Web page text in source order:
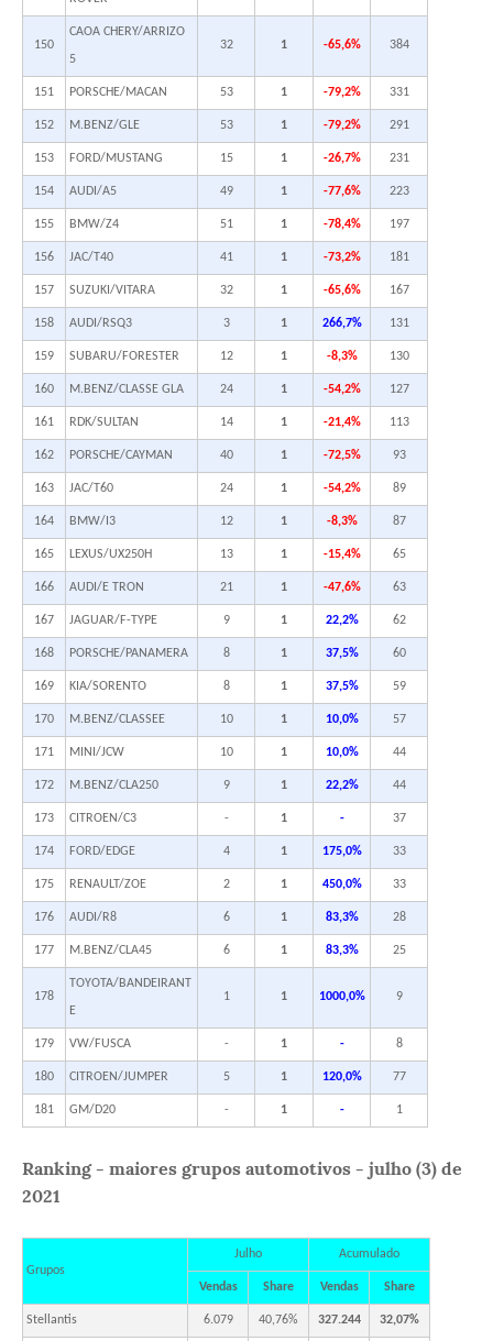
150
CAOA CHERY/ARRIZO
5
32 1 -65,6% 384
151 PORSCHE/MACAN 53 1 -79,2% 331
152 M.BENZ/GLE 53 1 -79,2% 291
153 FORD/MUSTANG 15 1 -26,7% 231
154 AUDI/A5 49 1 -77,6% 223
155 BMW/Z4 51 1 -78,4% 197
156 JAC/T40 41 1 -73,2% 181
157 SUZUKI/VITARA 32 1 -65,6% 167
158 AUDI/RSQ3 3 1 266,7% 131
159 SUBARU/FORESTER 12 1 -8,3% 130
160 M.BENZ/CLASSE GLA 24 1 -54,2% 127
161 RDK/SULTAN 14 1 -21,4% 113
162 PORSCHE/CAYMAN 40 1 -72,5% 93
163 JAC/T60 24 1 -54,2% 89
164 BMW/I3 12 1 -8,3% 87
165 LEXUS/UX250H 13 1 -15,4% 65
166 AUDI/E TRON 21 1 -47,6% 63
167 JAGUAR/F-TYPE 9 1 22,2% 62
168 PORSCHE/PANAMERA 8 1 37,5% 60
169 KIA/SORENTO 8 1 37,5% 59
170 M.BENZ/CLASSEE 10 1 10,0% 57
171 MINI/JCW 10 1 10,0% 44
172 M.BENZ/CLA250 9 1 22,2% 44
173 CITROEN/C3 - 1 - 37
174 FORD/EDGE 4 1 175,0% 33
175 RENAULT/ZOE 2 1 450,0% 33
176 AUDI/R8 6 1 83,3% 28
177 M.BENZ/CLA45 6 1 83,3% 25
178
TOYOTA/BANDEIRANT
E
1 1 1000,0% 9
179 VW/FUSCA - 1 - 8
180 CITROEN/JUMPER 5 1 120,0% 77
181 GM/D20 - 1 - 1
Ranking - maiores grupos automotivos - julho (3) de
2021
Grupos
Julho Acumulado
Vendas Share Vendas Share
Stellantis 6.079 40,76% 327.244 32,07%